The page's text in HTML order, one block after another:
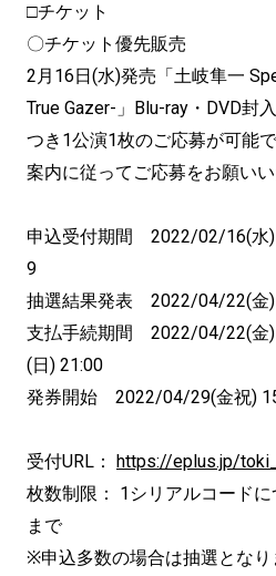
□チケット
〇チケット優先販売
2月16日(水)発売「土岐隼一
True Gazer-」Blu-ray・DVD封
つき1公演1枚のご応募が可能
案内に従ってご応募をお願いい
申込受付期間 2022/02/16(水
9
抽選結果発表 2022/04/22(金)
支払手続期間 2022/04/22(金
(日) 21:00
発券開始 2022/04/29(金祝)
受付URL： https://eplus.jp/
枚数制限： 1シリアルコード
まで
※申込多数の場合は抽選となり